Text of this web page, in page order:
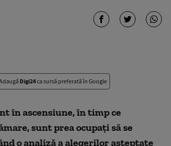
Digi24ca sursă preferată în Google
în ascensiune, în timp ce
sunt prea ocupați să se
o analiză a alegerilor așteptate